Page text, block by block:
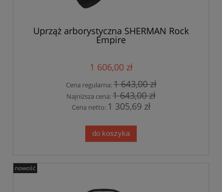
Uprząż arborystyczna SHERMAN Rock
Empire
1 606,00 zł
Cena regularna:1 643,00 zł
Najniższa cena:1 643,00 zł
Cena netto: 1 305,69 zł
do koszyka
nowość